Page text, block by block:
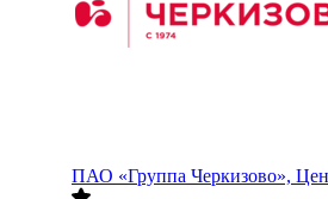
ПАО «Группа Черкизово»,